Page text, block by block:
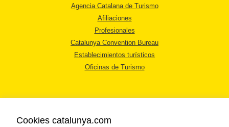
Agencia Catalana de Turismo
Afiliaciones
Profesionales
Catalunya Convention Bureau
Establecimientos turísticos
Oficinas de Turismo
Cookies catalunya.com